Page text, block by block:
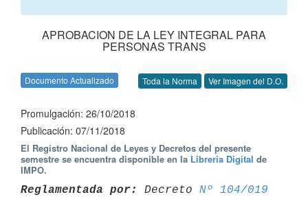
APROBACION DE LA LEY INTEGRAL PARA
PERSONAS TRANS
Documento Actualizado Toda la Norma Ver Imagen del D.O.
Promulgación: 26/10/2018
Publicación: 07/11/2018
El Registro Nacional de Leyes y Decretos del presente
semestre se encuentra disponible en la Librería Digital de
IMPO.
Reglamentada por: Decreto Nº 104/019